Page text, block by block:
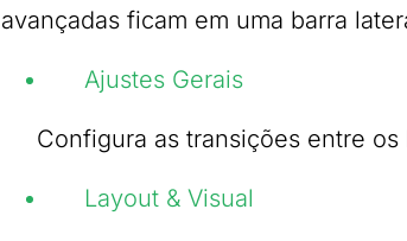
avançadas ficam em uma barra
Ajustes Gerais
Configura as transições entre
Layout & Visual